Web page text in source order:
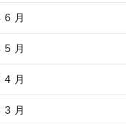
6 月
5 月
4 月
3 月